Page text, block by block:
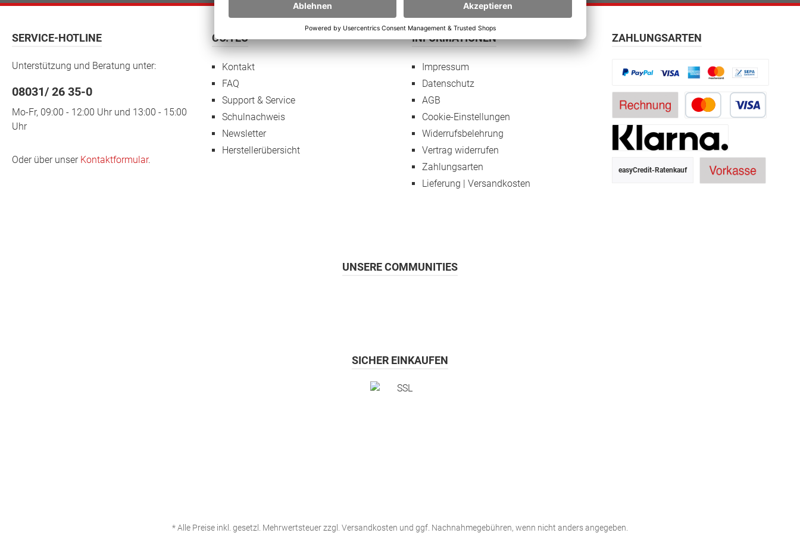
gesellschaftliche Leben jedes Einzelnen.
Schülerinnen und Schülern die
Möglichkeit geboten wird, die dafür
notwendigen Kompetenzen zu
entwickeln. Technische Daten LED
Panel12,3 Zoll / 31,24 cm 2880×1920
850 (Kryo 385 CPU 2.96
Adreno 630 Festplatte128 oder 256 GB
SSD RAM8 GB
WLAN 802.11 ac/b/g/n, 4G LTE
Type C, 3,5 mm Klinke Garantie Gerät24
SERVICE-HOTLINE
Unterstützung und Beratung unter:
08031/ 26 35-0
Mo-Fr, 09:00 - 12:00 Uhr und 13:00 - 15:00
Uhr
Oder über unser Kontaktformular.
CO.TEC
Kontakt
FAQ
Support & Service
Schulnachweis
Newsletter
Herstellerübersicht
INFORMATIONEN
Impressum
Datenschutz
AGB
Cookie-Einstellungen
Widerrufsbelehrung
Vertrag widerrufen
Zahlungsarten
Lieferung | Versandkosten
ZAHLUNGSARTEN
easyCredit-Ratenkauf
SICHER EINKAUFEN
UNSERE COMMUNITIES
* Alle Preise inkl. gesetzl. Mehrwertsteuer zzgl. Versandkosten und ggf. Nachnahmegebühren, wenn nicht anders angegeben.